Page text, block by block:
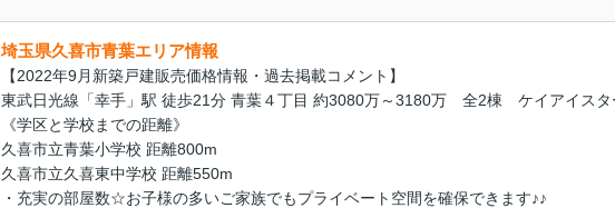
埼玉県久喜市青葉エリア情報
【2022年9月新築戸建販売価格情報・過去掲載コメント】
東武日光線「幸手」駅 徒歩21分 青葉４丁目 約3080万～3180万 全2棟 ケイアイスタ
《学区と学校までの距離》
久喜市立青葉小学校 距離800m
久喜市立久喜東中学校 距離550m
・充実の部屋数☆お子様の多いご家族でもプライベート空間を確保できます♪♪